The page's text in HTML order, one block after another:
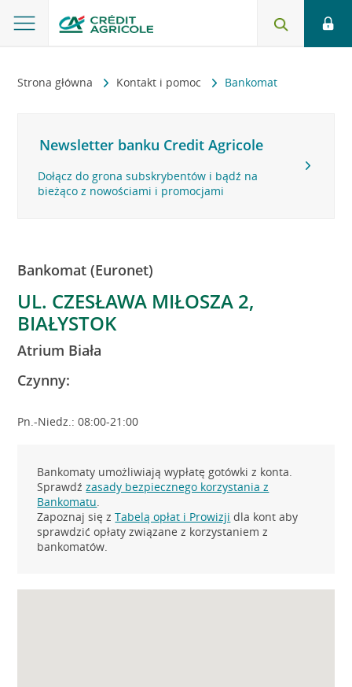
Strona główna Kontakt i pomoc Bankomat
Newsletter banku Credit Agricole
Dołącz do grona subskrybentów i bądź na
bieżąco z nowościami i promocjami
Bankomat (Euronet)
UL. CZESŁAWA MIŁOSZA 2,
BIAŁYSTOK
Atrium Biała
Czynny:
Pn.-Niedz.: 08:00-21:00
Bankomaty umożliwiają wypłatę gotówki z konta.
Sprawdźzasady bezpiecznego korzystania z
Bankomatu.
Zapoznaj się zTabelą opłat i Prowizji dla kont aby
sprawdzić opłaty związane z korzystaniem z
bankomatów.